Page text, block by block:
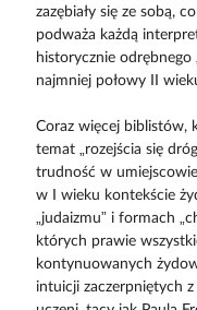
zazębiały się ze sobą,
podważa każdą
historycznie odrębnego
najmniej połowy II
Coraz więcej biblistów,
temat „rozejścia się
trudność w
w I wieku kontekście
„judaizmu” i formach
których prawie
kontynuowanych
intuicji zaczerpniętych z